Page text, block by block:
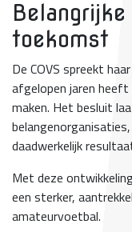
toekomst
De COVS spreekt
afgelopen jaren
maken. Het besluit
daadwerkelijk
Met deze
een sterker,
amateurvoetbal.